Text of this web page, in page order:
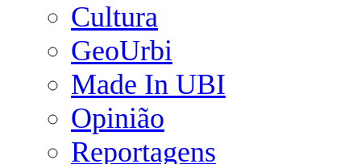
Cultura
GeoUrbi
Made In UBI
Opinião
Reportagens